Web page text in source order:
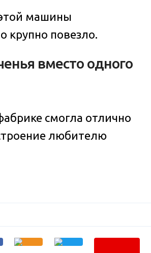
машины
крупно повезло.
вместо одного
смогла отлично
любителю